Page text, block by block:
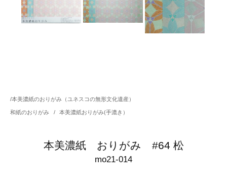
/本美濃紙のおりがみ（ユネスコの無形文化遺産）
和紙のおりがみ / 本美濃紙おりがみ(手漉き）
本美濃紙 おりがみ #64 松
mo21-014